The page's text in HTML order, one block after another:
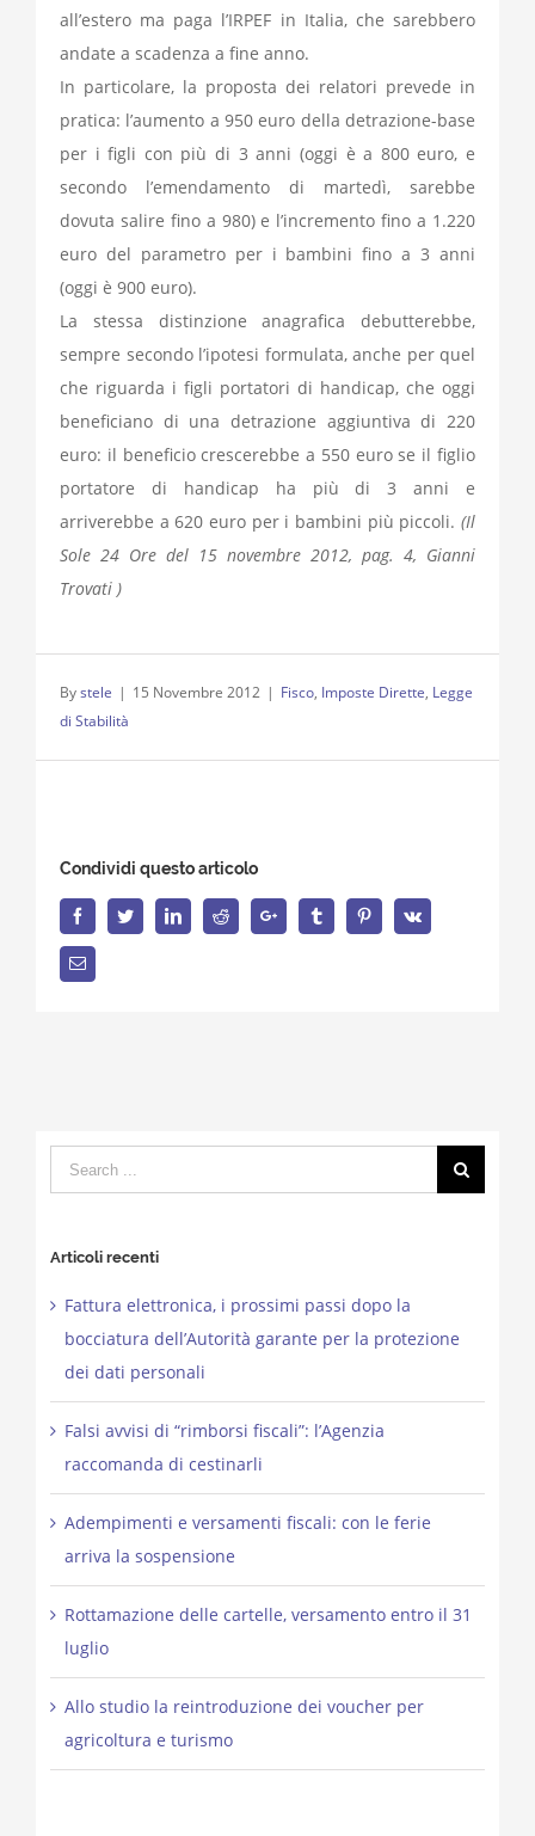
all’estero ma paga l’IRPEF in Italia, che sarebbero
andate a scadenza a fine anno.
In particolare, la proposta dei relatori prevede in
pratica: l’aumento a 950 euro della detrazione-base
per i figli con più di 3 anni (oggi è a 800 euro, e
secondo l’emendamento di martedì, sarebbe
dovuta salire fino a 980) e l’incremento fino a 1.220
euro del parametro per i bambini fino a 3 anni
(oggi è 900 euro).
La stessa distinzione anagrafica debutterebbe,
sempre secondo l’ipotesi formulata, anche per quel
che riguarda i figli portatori di handicap, che oggi
beneficiano di una detrazione aggiuntiva di 220
euro: il beneficio crescerebbe a 550 euro se il figlio
portatore di handicap ha più di 3 anni e
arriverebbe a 620 euro per i bambini più piccoli. (Il
Sole 24 Ore del 15 novembre 2012, pag. 4, Gianni
Trovati )
Bystele | 15 Novembre 2012 | Fisco, Imposte Dirette, Legge
di Stabilità
Condividi questo articolo
FacebookTwitterLinkedInReddit Google+ Tumblr PinterestVk
Email
Search
for:
Articoli recenti
Fattura elettronica, i prossimi passi dopo la
bocciatura dell’Autorità garante per la protezione
dei dati personali
Falsi avvisi di “rimborsi fiscali”: l’Agenzia
raccomanda di cestinarli
Adempimenti e versamenti fiscali: con le ferie
arriva la sospensione
Rottamazione delle cartelle, versamento entro il 31
luglio
Allo studio la reintroduzione dei voucher per
agricoltura e turismo